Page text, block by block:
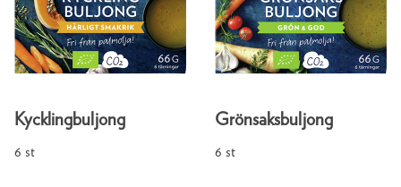
Kycklingbuljong
6 st
Grönsaksbuljong
6 st